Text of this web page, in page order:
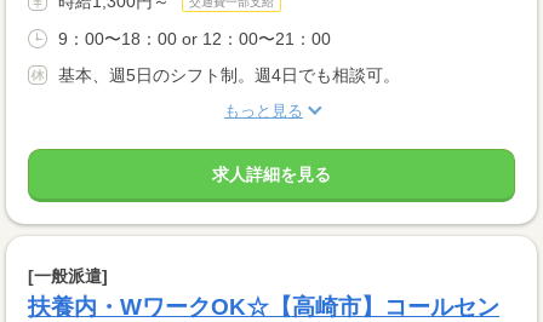
9：00〜18：00 or 12：00〜21：00
基本、週5日のシフト制。週4日でも相談可。
もっと見る
求人詳細を見る
[一般派遣]
扶養内・WワークOK☆【高崎市】コールセン